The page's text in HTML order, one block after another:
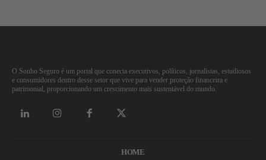
O Sonho Seguro é um portal que conecta executivos, políticos, jornalistas, estudiosos
e consumidores dentro desse setor que vive para vender proteção financeira e
patrimonial, proporcionando um crescimento mais sustentável do mundo.
HOME